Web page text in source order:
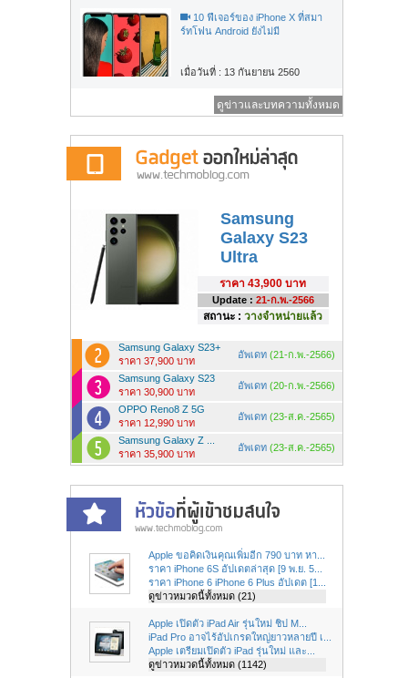
10 ฟีเจอร์ของ iPhone X ที่สมา
ร์ทโฟน Android ยังไม่มี
เมื่อวันที่ : 13 กันยายน 2560
ดูข่าวและบทความทั้งหมด
Samsung
Galaxy S23
Ultra
ราคา 43,900 บาท
Update : 21-ก.พ.-2566
สถานะ : วางจำหน่ายแล้ว
Samsung Galaxy S23+
ราคา 37,900 บาท
อัพเดท (21-ก.พ.-2566)
Samsung Galaxy S23
ราคา 30,900 บาท
อัพเดท (20-ก.พ.-2566)
OPPO Reno8 Z 5G
ราคา 12,990 บาท
อัพเดท (23-ส.ค.-2565)
Samsung Galaxy Z ...
ราคา 35,900 บาท
อัพเดท (23-ส.ค.-2565)
Apple ขอคิดเงินคุณเพิ่มอีก 790 บาท หา...
ราคา iPhone 6S อัปเดตล่าสุด [9 พ.ย. 5...
ราคา iPhone 6 iPhone 6 Plus อัปเดต [1...
ดูข่าวหมวดนี้ทั้งหมด (21)
Apple เปิดตัว iPad Air รุ่นใหม่ ชิป M...
iPad Pro อาจไร้อัปเกรดใหญ่ยาวหลายปี เ...
Apple เตรียมเปิดตัว iPad รุ่นใหม่ และ...
ดูข่าวหมวดนี้ทั้งหมด (1142)